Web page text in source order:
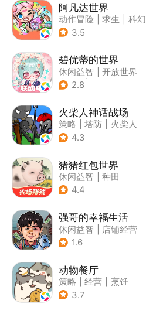
阿凡达世界
动作冒险 求生
科幻
| 开放世界
3.5
碧优蒂的世界
休闲益智
开放世界
| Q版
2.8
火柴人神话战场
策略 塔防
火柴人
| 休闲益智
4.3
猪猪红包世界
休闲益智
种田
| 田园生活
4.4
强哥的幸福生活
休闲益智
店铺经营
| 卡通
1.6
动物餐厅
策略 经营
烹饪
| 宠物
3.7